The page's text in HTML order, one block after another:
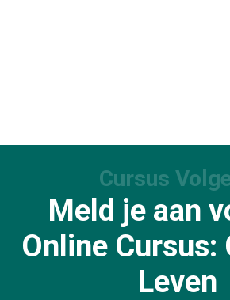
Cursus
Meld je aan
Online Cursus:
Leven